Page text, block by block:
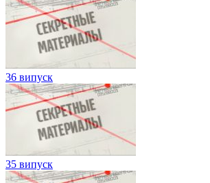
36 випуск
35 випуск